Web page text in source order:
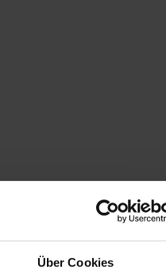
Über Cookies